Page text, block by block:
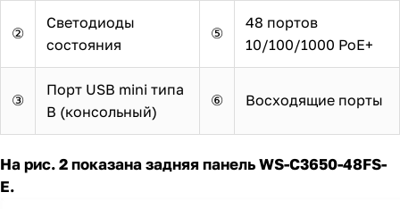
②
Светодиоды
состояния
⑤
48 портов
10/100/1000 PoE+
③
Порт USB mini типа
B (консольный)
⑥ Восходящие порты
На рис. 2 показана задняя панель WS-C3650-48FS-
E.